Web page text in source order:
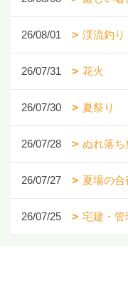
26/08/01 渓流釣り
26/07/31 花火
26/07/30 夏祭り
26/07/28 ぬれ落ち
26/07/27 夏場の合
26/07/25 宅建・管